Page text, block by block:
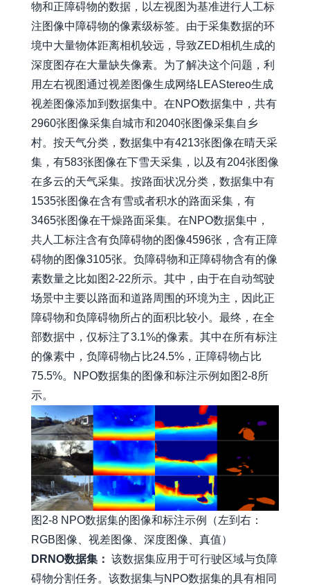
物和正障碍物的数据，以左视图为基准进行人工标
注图像中障碍物的像素级标签。由于采集数据的环
境中大量物体距离相机较远，导致ZED相机生成的
深度图存在大量缺失像素。为了解决这个问题，利
用左右视图通过视差图像生成网络LEAStereo生成
视差图像添加到数据集中。在NPO数据集中，共有
2960张图像采集自城市和2040张图像采集自乡
村。按天气分类，数据集中有4213张图像在晴天采
集，有583张图像在下雪天采集，以及有204张图像
在多云的天气采集。按路面状况分类，数据集中有
1535张图像在含有雪或者积水的路面采集，有
3465张图像在干燥路面采集。在NPO数据集中，
共人工标注含有负障碍物的图像4596张，含有正障
碍物的图像3105张。负障碍物和正障碍物含有的像
素数量之比如图2-22所示。其中，由于在自动驾驶
场景中主要以路面和道路周围的环境为主，因此正
障碍物和负障碍物所占的面积比较小。最终，在全
部数据中，仅标注了3.1%的像素。其中在所有标注
的像素中，负障碍物占比24.5%，正障碍物占比
75.5%。NPO数据集的图像和标注示例如图2-8所
示。
图2-8 NPO数据集的图像和标注示例（左到右：
RGB图像、视差图像、深度图像、真值）
DRNO数据集： 该数据集应用于可行驶区域与负障
碍物分割任务。该数据集与NPO数据集的具有相同